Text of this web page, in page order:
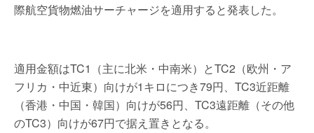
際航空貨物燃油サーチャージを適用すると発表した。
適用金額はTC1（主に北米・中南米）とTC2（欧州・ア
フリカ・中近東）向けが1キロにつき79円、TC3近距離
（香港・中国・韓国）向けが56円、TC3遠距離（その他
のTC3）向けが67円で据え置きとなる。